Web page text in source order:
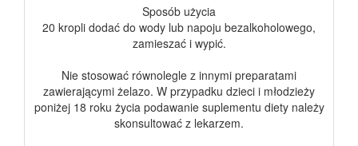
Sposób użycia
20 kropli dodać do wody lub napoju bezalkoholowego,
zamieszać i wypić.
Nie stosować równolegle z innymi preparatami
zawierającymi żelazo. W przypadku dzieci i młodzieży
poniżej 18 roku życia podawanie suplementu diety należy
skonsultować z lekarzem.